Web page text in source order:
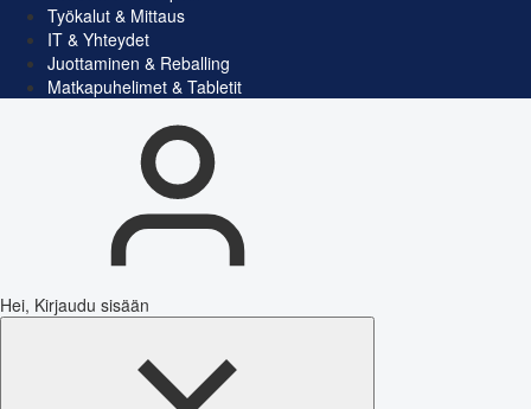
Työkalut & Mittaus
IT & Yhteydet
Juottaminen & Reballing
Matkapuhelimet & Tabletit
Hei, Kirjaudu sisään